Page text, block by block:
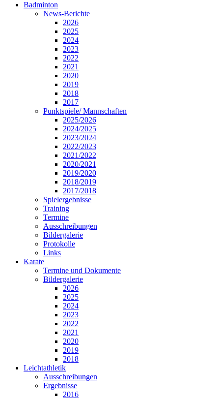
Badminton
News-Berichte
2026
2025
2024
2023
2022
2021
2020
2019
2018
2017
Punktspiele/ Mannschaften
2025/2026
2024/2025
2023/2024
2022/2023
2021/2022
2020/2021
2019/2020
2018/2019
2017/2018
Spielergebnisse
Training
Termine
Ausschreibungen
Bildergalerie
Protokolle
Links
Karate
Termine und Dokumente
Bildergalerie
2026
2025
2024
2023
2022
2021
2020
2019
2018
Leichtathletik
Ausschreibungen
Ergebnisse
2016